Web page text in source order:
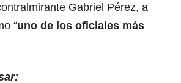
Gabriel Pérez, a
“uno de los oficiales más